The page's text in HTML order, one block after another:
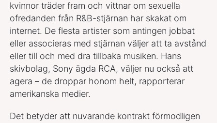
kvinnor träder fram och vittnar om sexuella
ofredanden från R&B-stjärnan har skakat om
internet. De flesta artister som antingen jobbat
eller associeras med stjärnan väljer att ta avstånd
eller till och med dra tillbaka musiken. Hans
skivbolag, Sony ägda RCA, väljer nu också att
agera – de droppar honom helt, rapporterar
amerikanska medier.
Det betyder att nuvarande kontrakt förmodligen